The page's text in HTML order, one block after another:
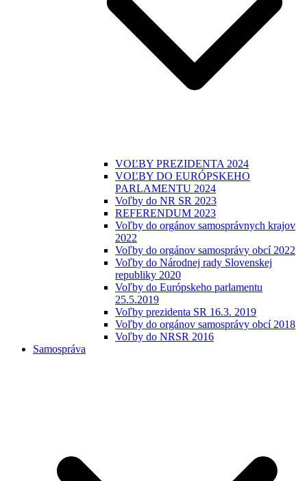
VOĽBY PREZIDENTA 2024
VOĽBY DO EURÓPSKEHO
PARLAMENTU 2024
Voľby do NR SR 2023
REFERENDUM 2023
Voľby do orgánov samosprávnych krajov
2022
Voľby do orgánov samosprávy obcí 2022
Voľby do Národnej rady Slovenskej
republiky 2020
Voľby do Európskeho parlamentu
25.5.2019
Voľby prezidenta SR 16.3. 2019
Voľby do orgánov samosprávy obcí 2018
Voľby do NRSR 2016
Samospráva